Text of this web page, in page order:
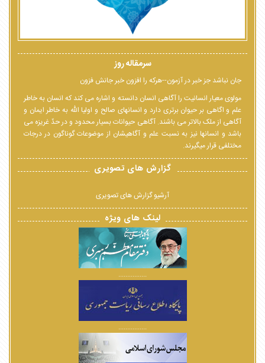
سرمقاله روز
جان نباشد جز خبر در آزمون--هرکه را افزون خبر جانش فزون
مولوی معیار انسانیت را آگاهی انسان دانسته و اشاره می کند که انسان به خاطر
علم و اگاهی بر حیوان برتری دارد و انسانهای صالح و اولیا الله به خاطر ایمان و
آگاهی از ملک بالاتر می باشند. آگاهی حیوانات بسیار محدود و در حدّ غریزه می
باشد و انسانها نیز به نسبت علم و آگاهیشان از موضوعات گوناگون در درجات
مختلفی قرار میگیرند.
گزارش های تصویری
آرشیو گزارش های تصویری
لینک های ویژه
................
................